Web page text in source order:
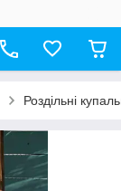
Роздільні